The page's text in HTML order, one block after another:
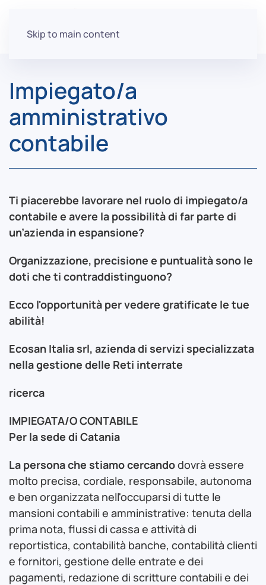
Skip to main content
Impiegato/a
amministrativo
contabile
Ti piacerebbe lavorare nel ruolo di impiegato/a
contabile e avere la possibilità di far parte di
un’azienda in espansione?
Organizzazione, precisione e puntualità sono le
doti che ti contraddistinguono?
Ecco l'opportunità per vedere gratificate le tue
abilità!
Ecosan Italia srl, azienda di servizi specializzata
nella gestione delle Reti interrate
ricerca
IMPIEGATA/O CONTABILE
Per la sede di Catania
La persona che stiamo cercandodovrà essere
molto precisa, cordiale, responsabile, autonoma
e ben organizzata nell'occuparsi di tutte le
mansioni contabili e amministrative: tenuta della
prima nota, flussi di cassa e attività di
reportistica, contabilità banche, contabilità clienti
e fornitori, gestione delle entrate e dei
pagamenti, redazione di scritture contabili e dei